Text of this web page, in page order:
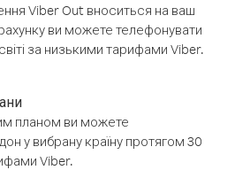
Viber Out вноситься на ваш
ви можете телефонувати
за низькими тарифами Viber.
планом ви можете
у вибрану країну протягом 30
Viber.